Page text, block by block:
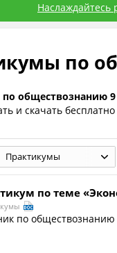
Наслаждайтесь
по
обществознанию 9
и скачать
Практикумы
по теме
по